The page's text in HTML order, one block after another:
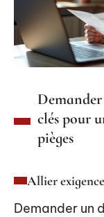
Demander
clés pour
pièges
Allier
Demander un